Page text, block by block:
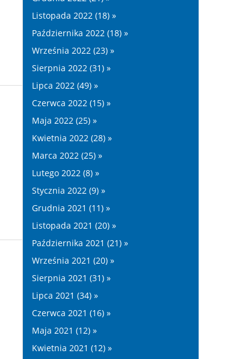
Listopada 2022 (18) »
Października 2022 (18) »
Września 2022 (23) »
Sierpnia 2022 (31) »
Lipca 2022 (49) »
Czerwca 2022 (15) »
Maja 2022 (25) »
Kwietnia 2022 (28) »
Marca 2022 (25) »
Lutego 2022 (8) »
Stycznia 2022 (9) »
Grudnia 2021 (11) »
Listopada 2021 (20) »
Października 2021 (21) »
Września 2021 (20) »
Sierpnia 2021 (31) »
Lipca 2021 (34) »
Czerwca 2021 (16) »
Maja 2021 (12) »
Kwietnia 2021 (12) »